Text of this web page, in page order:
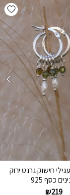
חישוק גרנט ירוק
כסף 925
₪219